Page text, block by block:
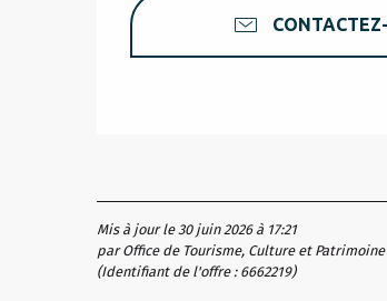
Mis à jour le 30 juin 2026 à 17:21
par Office de Tourisme, Culture et Patrimoine
(Identifiant de l'offre : 6662219)